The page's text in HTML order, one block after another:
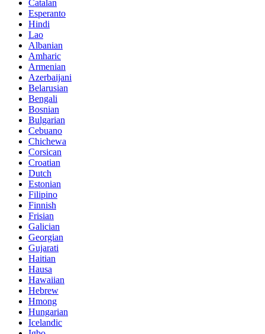
Catalan
Esperanto
Hindi
Lao
Albanian
Amharic
Armenian
Azerbaijani
Belarusian
Bengali
Bosnian
Bulgarian
Cebuano
Chichewa
Corsican
Croatian
Dutch
Estonian
Filipino
Finnish
Frisian
Galician
Georgian
Gujarati
Haitian
Hausa
Hawaiian
Hebrew
Hmong
Hungarian
Icelandic